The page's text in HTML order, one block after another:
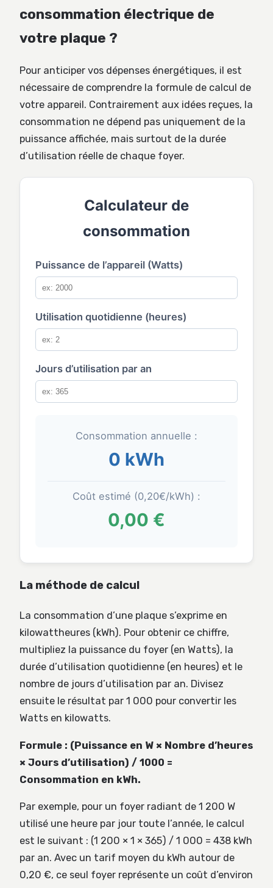
consommation électrique de
votre plaque ?
Pour anticiper vos dépenses énergétiques, il est
nécessaire de comprendre la formule de calcul de
votre appareil. Contrairement aux idées reçues, la
consommation ne dépend pas uniquement de la
puissance affichée, mais surtout de la durée
d’utilisation réelle de chaque foyer.
Calculateur de
consommation
Puissance de l’appareil (Watts)
Utilisation quotidienne (heures)
Jours d’utilisation par an
Consommation annuelle :
0 kWh
Coût estimé (0,20€/kWh) :
0,00 €
La méthode de calcul
La consommation d’une plaque s’exprime en
kilowattheures (kWh). Pour obtenir ce chiffre,
multipliez la puissance du foyer (en Watts), la
durée d’utilisation quotidienne (en heures) et le
nombre de jours d’utilisation par an. Divisez
ensuite le résultat par 1 000 pour convertir les
Watts en kilowatts.
Formule : (Puissance en W × Nombre d’heures
× Jours d’utilisation) / 1000 =
Consommation en kWh.
Par exemple, pour un foyer radiant de 1 200 W
utilisé une heure par jour toute l’année, le calcul
est le suivant : (1 200 × 1 × 365) / 1 000 = 438 kWh
par an. Avec un tarif moyen du kWh autour de
0,20 €, ce seul foyer représente un coût d’environ